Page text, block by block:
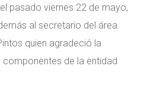
pasado viernes 22 de mayo,
al secretario del área
quien agradeció la
de la entidad